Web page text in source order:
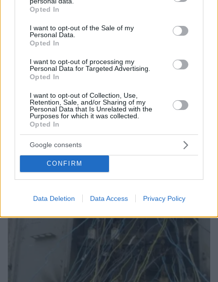
grant or deny consent to Google and its third-party tags to
use your data for below specified purposes in below Google
consent section.
Opted In
I want to opt-out of the Sale of my
Personal Data.
Opted In
I want to opt-out of processing my
Personal Data for Targeted Advertising.
Opted In
I want to opt-out of Collection, Use,
Retention, Sale, and/or Sharing of my
Personal Data that Is Unrelated with the
Purposes for which it was collected.
Opted In
Google consents
CONFIRM
Data Deletion Data Access Privacy Policy
Η αποκαλυπτική κατάθεση της συζύγου του
Αφγανού: Πώς γνωρίσαμε τη Λίσα, γιατί
υποψιάστηκα ότι ήταν το πτώμα στη βαλίτσα
06.08.2026, 12:32